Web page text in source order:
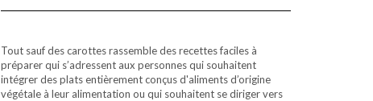
Tout sauf des carottes rassemble des recettes faciles à
préparer qui s’adressent aux personnes qui souhaitent
intégrer des plats entièrement conçus d'aliments d’origine
végétale à leur alimentation ou qui souhaitent se diriger vers